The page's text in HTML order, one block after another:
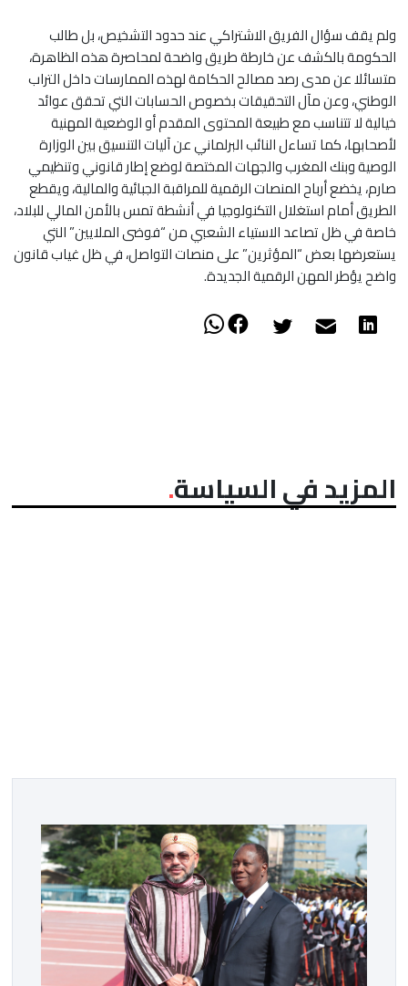
ولم يقف سؤال الفريق الاشتراكي عند حدود التشخيص، بل طالب
الحكومة بالكشف عن خارطة طريق واضحة لمحاصرة هذه الظاهرة،
متسائلا عن مدى رصد مصالح الحكامة لهذه الممارسات داخل التراب
الوطني، وعن مآل التحقيقات بخصوص الحسابات التي تحقق عوائد
خيالية لا تتناسب مع طبيعة المحتوى المقدم أو الوضعية المهنية
لأصحابها، كما تساءل النائب البرلماني عن آليات التنسيق بين الوزارة
الوصية وبنك المغرب والجهات المختصة لوضع إطار قانوني وتنظيمي
صارم، يخضع أرباح المنصات الرقمية للمراقبة الجبائية والمالية، ويقطع
الطريق أمام استغلال التكنولوجيا في أنشطة تمس بالأمن المالي للبلاد،
خاصة في ظل تصاعد الاستياء الشعبي من “فوضى الملايين” التي
يستعرضها بعض “المؤثرين” على منصات التواصل، في ظل غياب قانون
واضح يؤطر المهن الرقمية الجديدة.
المزيد في السياسة